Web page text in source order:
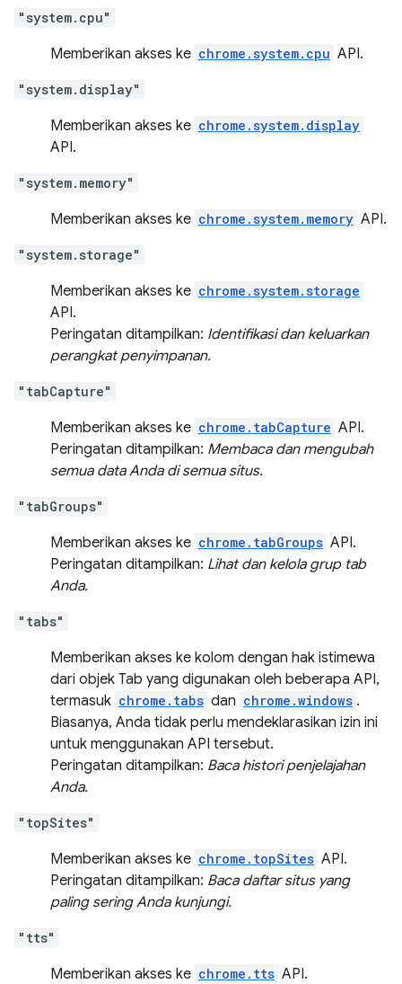
"system.cpu"
Memberikan akses ke chrome.system.cpu API.
"system.display"
Memberikan akses ke chrome.system.display
API.
"system.memory"
Memberikan akses ke chrome.system.memory API.
"system.storage"
Memberikan akses ke chrome.system.storage
API.
Peringatan ditampilkan: Identifikasi dan keluarkan
perangkat penyimpanan.
"tabCapture"
Memberikan akses ke chrome.tabCapture API.
Peringatan ditampilkan: Membaca dan mengubah
semua data Anda di semua situs.
"tabGroups"
Memberikan akses ke chrome.tabGroups API.
Peringatan ditampilkan: Lihat dan kelola grup tab
Anda.
"tabs"
Memberikan akses ke kolom dengan hak istimewa
dari objek Tab yang digunakan oleh beberapa API,
termasuk chrome.tabs dan chrome.windows .
Biasanya, Anda tidak perlu mendeklarasikan izin ini
untuk menggunakan API tersebut.
Peringatan ditampilkan: Baca histori penjelajahan
Anda.
"topSites"
Memberikan akses ke chrome.topSites API.
Peringatan ditampilkan: Baca daftar situs yang
paling sering Anda kunjungi.
"tts"
Memberikan akses ke chrome.tts API.